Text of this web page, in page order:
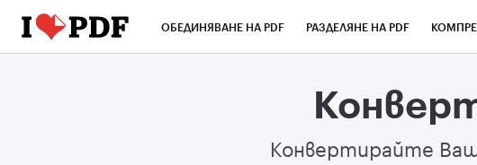
ОБЕДИНЯВАНЕ НА PDF РАЗДЕЛЯНЕ НА PDF
Конвертирайте